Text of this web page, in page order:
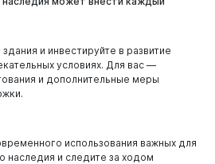
документы
и инвестируйте в развитие
условиях. Для вас —
и дополнительные меры
использования важных для
наследия и следите за ходом